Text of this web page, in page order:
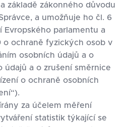
základě zákonného důvodu
a umožňuje ho čl. 6
Evropského parlamentu a
o ochraně fyzických osob v
osobních údajů a o
a o zrušení směrnice
o ochraně osobních
za účelem měření
statistik týkající se